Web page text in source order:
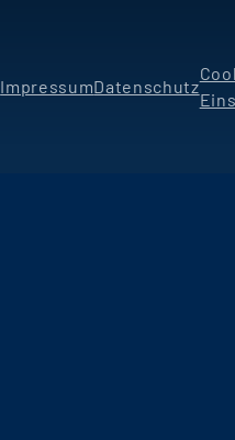
ImpressumDatenschutz